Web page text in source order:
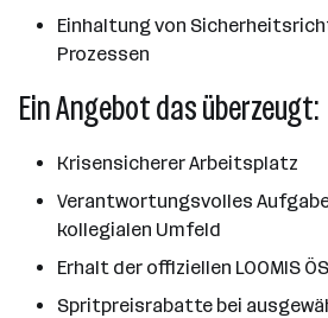
Einhaltung von
Prozessen
Ein Angebot das überzeugt:
Krisensicherer Arbeitsplatz
Verantwortungsvolles
kollegialen Umfeld
Erhalt der offiziellen LOOMIS
Spritpreisrabatte bei